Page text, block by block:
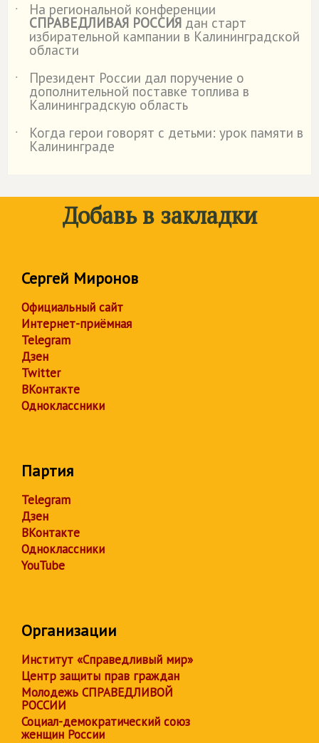
˙
На региональной конференции
СПРАВЕДЛИВАЯ РОССИЯ дан старт
избирательной кампании в Калининградской
области
˙
Президент России дал поручение о
дополнительной поставке топлива в
Калининградскую область
˙
Когда герои говорят с детьми: урок памяти в
Калининграде
Добавь в закладки
Сергей Миронов
Официальный сайт
Интернет-приёмная
Telegram
Дзен
Twitter
ВКонтакте
Одноклассники
Партия
Telegram
Дзен
ВКонтакте
Одноклассники
YouTube
Организации
Институт «Справедливый мир»
Центр защиты прав граждан
Молодежь СПРАВЕДЛИВОЙ
РОССИИ
Социал-демократический союз
женщин России